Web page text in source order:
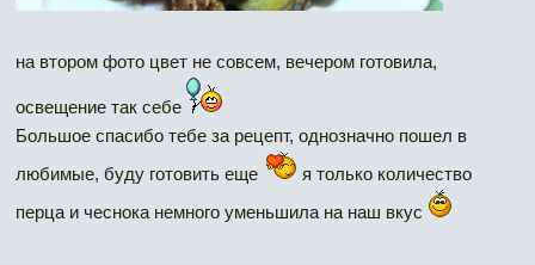
на втором фото цвет не совсем, вечером готовила,
освещение так себе
Большое спасибо тебе за рецепт, однозначно пошел в
любимые, буду готовить еще
я только количество
перца и чеснока немного уменьшила на наш вкус